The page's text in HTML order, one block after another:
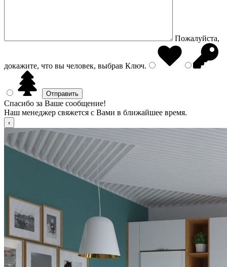
Пожалуйста,
докажите, что вы человек, выбрав Ключ.
Спасибо за Ваше сообщение!
Наш менеджер свяжется с Вами в ближайшее время.